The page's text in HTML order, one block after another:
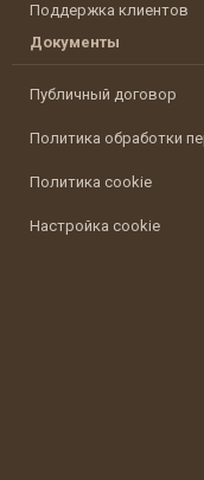
Поддержка клиентов
Документы
Публичный договор
Политика обработки
Политика cookie
Настройка cookie